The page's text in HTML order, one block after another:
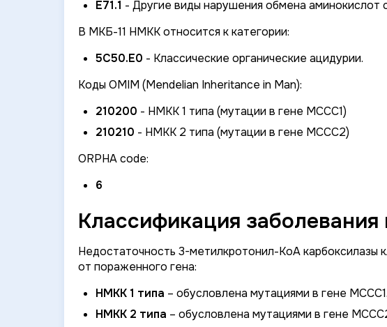
E71.1 - Другие виды нарушения обмена аминокислот
В МКБ-11 НМКК относится к категории:
5C50.E0 - Классические органические ацидурии.
Коды OMIM (Mendelian Inheritance in Man):
210200 - НМКК 1 типа (мутации в гене MCCC1)
210210 - НМКК 2 типа (мутации в гене MCCC2)
ORPHA code:
6
Классификация заболевания
Недостаточность 3-метилкротонил-КоА карбоксилазы
от пораженного гена:
НМКК 1 типа – обусловлена мутациями в гене MCCC1.
НМКК 2 типа – обусловлена мутациями в гене